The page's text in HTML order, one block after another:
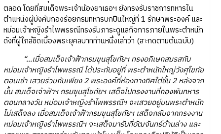
ตลอด โดยที่สมเด็จพระเจ้าน้องยาเธอฯ ยังทรงรับราชการทหารใน
ตำแหน่งผู้บังคับกองร้อยกรมทหารบกปืนใหญ่ที่ 1 รักษาพระองค์ และ
หม่อมเจ้าหญิงรำไพพรรณีทรงรับภาระดูแลกิจการภายในพระตำหนัก
ดังที่ผู้ใกล้ชิดเบื้องพระยุคลบาทท่านหนึ่งเล่าว่า (สะกดตามต้นฉบับ)
“...เมื่อสมเด็จเจ้าฟ้ากรมขุนสุโขทัยฯ ทรงอภิเษกสมรสกับ
หม่อมเจ้าหญิงรำไพพรรณี ได้ประทับอยู่ที่ พระตำหนักใหญ่วังศุโขทัย
ตอนเช้า เสวยร่วมกันเพียง 2 พระองค์ที่ห้องทางทิศใต้ชั้น 2 หลังจาก
นั้น สมเด็จเจ้าฟ้าฯ กรมขุนสุโขทัยฯ เสด็จไปทรงงานที่กองพันทหาร
ตอนกลางวัน หม่อมเจ้าหญิงรำไพพรรณีฯ จะเสวยอยู่บนพระตำหนัก
ไม่เสด็จลง เมื่อสมเด็จเจ้าฟ้ากรมขุนสุโขทัยฯ เสด็จกลับจากทรงงาน
หม่อมเจ้าหญิงรำไพพรรณีฯ จะเสด็จมารับที่อัฒจันทร์ด้านล่าง และ